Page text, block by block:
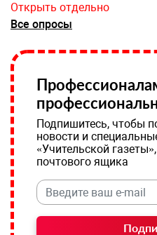
Открыть отдельно
Все опросы
Подпишитесь, чтобы
новости и
«Учительской
почтового ящика